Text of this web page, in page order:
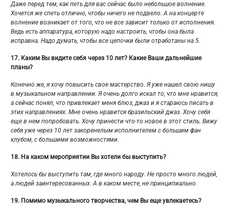
Даже перед тем, как петь для вас сейчас было небольшое волнение.
Хочется же спеть отлично, чтобы ничего не подвело. А на концерте
волнение возникает от того, что не все зависит только от исполнения.
Ведь есть аппаратура, которую надо настроить, чтобы она была
исправна. Надо думать, чтобы все цепочки были отработаны на 5.
17. Каким Вы видите себя через 10 лет? Какие Ваши дальнейшие
планы?
Конечно же, я хочу повысить свое мастерство. Я уже нашел свою нишу
в музыкальном направлении. Я очень долго искал то, что мне нравится,
а сейчас понял, что привлекает меня блюз, джаз и я стараюсь писать в
этих направлениях. Мне очень нравится бразильский джаз. Хочу себя
еще в нем попробовать. Хочу принести что-то новое в этот стиль. Вижу
себя уже через 10 лет закоренелым исполнителем с большим фан
клубом, с большими возможностями.
18. На каком мероприятии Вы хотели бы выступить?
Хотелось бы выступить там, где много народу. Не просто много людей,
а людей заинтересованных. А в каком месте, не принципиально.
19. Помимо музыкального творчества, чем Вы еще увлекаетесь?